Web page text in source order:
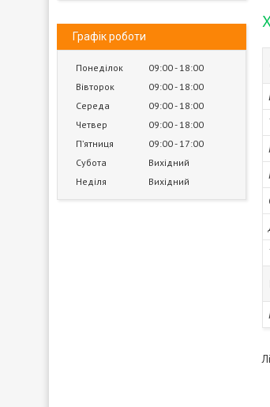
Графік роботи
Понеділок 09:00 18:00
Вівторок
09:00 18:00
Середа
09:00 18:00
Четвер
09:00 18:00
Пʼятниця
09:00 17:00
Субота
Вихідний
Неділя
Вихідний